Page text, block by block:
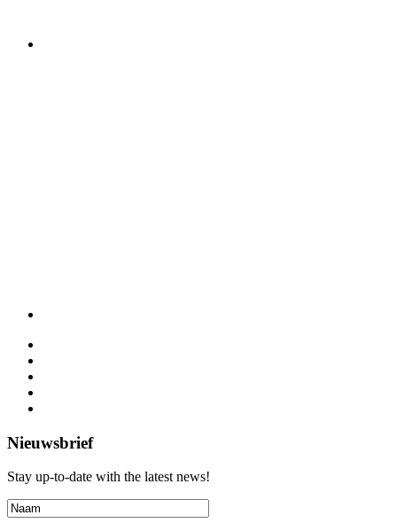
Nieuwsbrief
Stay up-to-date with the latest news!